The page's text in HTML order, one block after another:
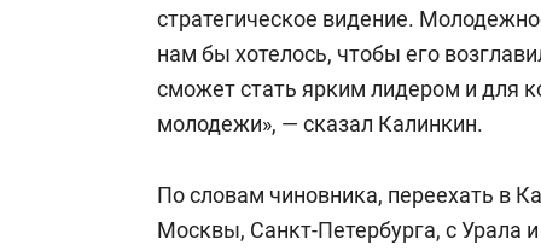
стратегическое видение.
нам бы хотелось, чтобы его
сможет стать ярким лидером и для
молодежи», — сказал Калинкин.
По словам чиновника, переехать в
Москвы, Санкт-Петербурга, с Урала